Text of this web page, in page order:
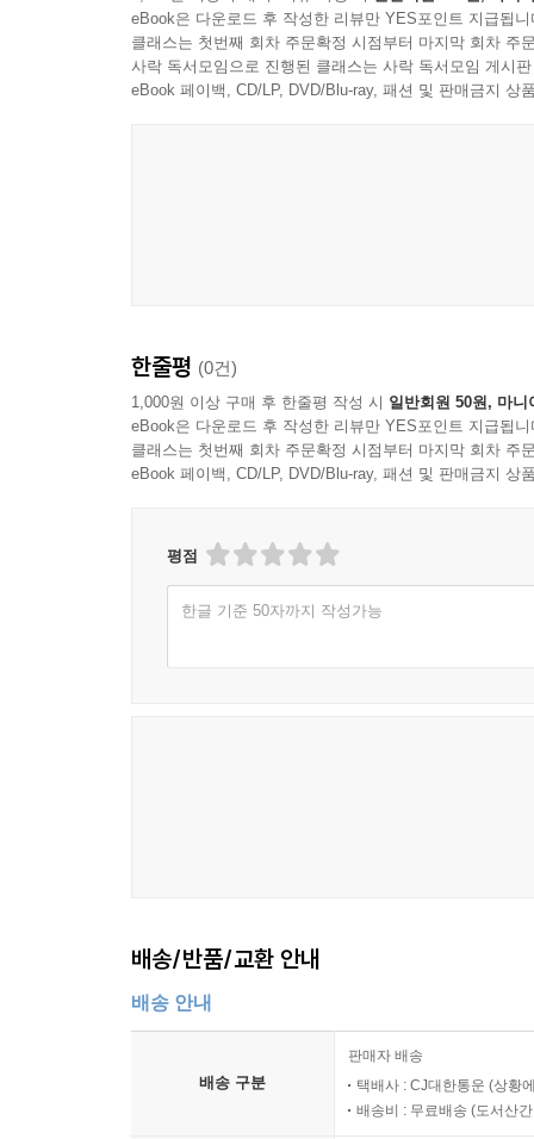
eBook은 다운로드 후 작성한 리뷰만 YES포인트 지급됩니
클래스는 첫번째 회차 주문확정 시점부터 마지막 회차 주
사락 독서모임으로 진행된 클래스는 사락 독서모임 게시
eBook 페이백, CD/LP, DVD/Blu-ray, 패션 및 판매금지 상
한줄평 (0건)
1,000원 이상 구매 후 한줄평 작성 시 일반회원 50원, 마니
eBook은 다운로드 후 작성한 리뷰만 YES포인트 지급됩니
클래스는 첫번째 회차 주문확정 시점부터 마지막 회차 주
eBook 페이백, CD/LP, DVD/Blu-ray, 패션 및 판매금지 상
평점
한글 기준 50자까지 작성가능
배송/반품/교환 안내
배송 안내
배송 구분
판매자 배송
택배사 : CJ대한통운 (상황
배송비 : 무료배송 (도서산